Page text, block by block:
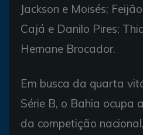
Jackson e Moisés;
Cajá e Danilo Pires;
Hernane Brocador.
Em busca da quarta
Série B, o Bahia ocupa
da competição